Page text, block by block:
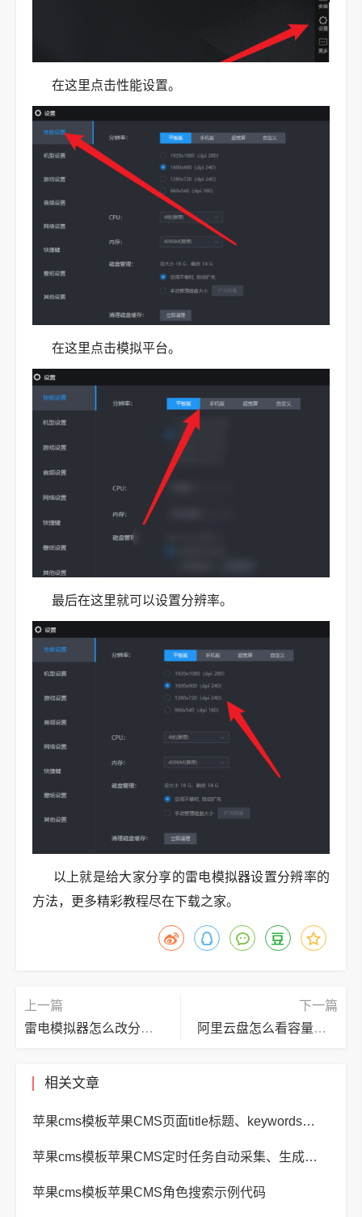
在这里点击性能设置。
在这里点击模拟平台。
最后在这里就可以设置分辨率。
以上就是给大家分享的雷电模拟器设置分辨率的
方法，更多精彩教程尽在下载之家。
上一篇
雷电模拟器怎么改分辨率？雷电模拟器改分辨率的操作步骤
下一篇
阿里云盘怎么看容量？阿里云盘看容量的操作方法
相关文章
苹果cms模板苹果CMS页面title标题、keywords关键词、description描述SEO优化
苹果cms模板苹果CMS定时任务自动采集、生成、推送
苹果cms模板苹果CMS角色搜索示例代码